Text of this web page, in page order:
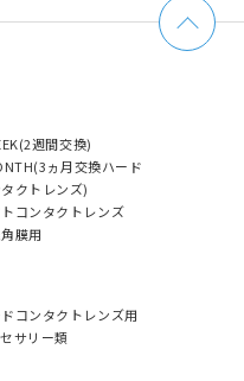
週間交換)
ヵ月交換ハード
クトレンズ)
コンタクトレンズ
膜用
コンタクトレンズ用
サリー類